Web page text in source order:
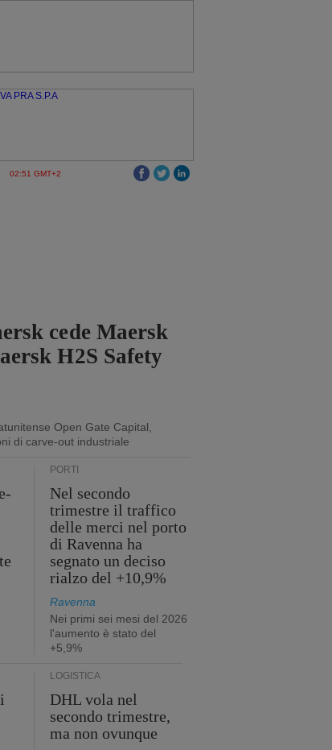
02:51 GMT+2
cede Maersk
H2S Safety
Open Gate Capital,
di carve-out industriale
PORTI
Nel secondo
trimestre il traffico
delle merci nel porto
di Ravenna ha
segnato un deciso
rialzo del +10,9%
Ravenna
Nei primi sei mesi del 2026
l'aumento è stato del
+5,9%
LOGISTICA
DHL vola nel
secondo trimestre,
ma non ovunque